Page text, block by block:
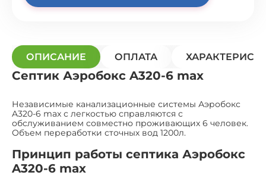
ОПИСАНИЕ ОПЛАТА
Септик Аэробокс A320-6 max
Независимые канализационные системы Аэробокс
A320-6 max с легкостью справляются с
обслуживанием совместно проживающих 6 человек.
Объем переработки сточных вод 1200л.
Принцип работы септика Аэробокс
A320-6 max